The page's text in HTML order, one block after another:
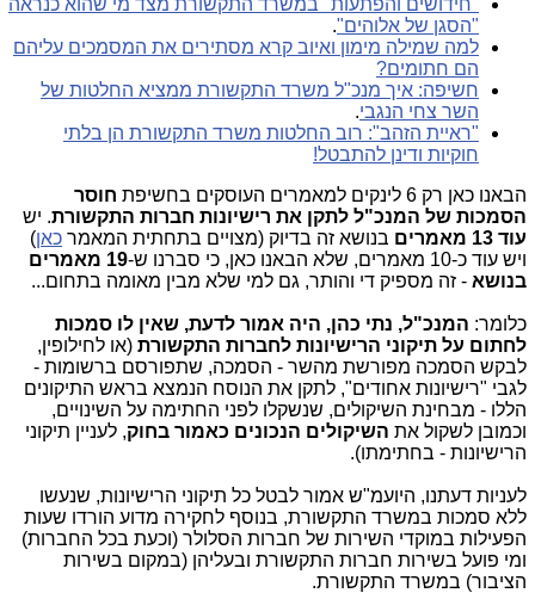
"הסגן של אלוהים".
למה שמילה מימון ואיוב קרא מסתירים את המסמכים עליהם
הם חתומים?
חשיפה: איך מנכ"ל משרד התקשורת ממציא החלטות של
השר צחי הנגבי.
"ראיית הזהב": רוב החלטות משרד התקשורת הן בלתי
חוקיות ודינן להתבטל!
הבאנו כאן רק 6 לינקים למאמרים העוסקים בחשיפת
חוסר
הסמכות של המנכ"ל לתקן את רישיונות חברות התקשורת. יש
עוד 13 מאמרים
בנושא זה בדיוק (מצויים בתחתית המאמר כאן)
ויש עוד כ-10 מאמרים, שלא הבאנו כאן, כי סברנו ש-
19 מאמרים
בנושא - זה מספיק די והותר, גם למי שלא מבין מאומה בתחום...
כלומר: המנכ"ל, נתי כהן, היה אמור לדעת, שאין לו סמכות
לחתום על תיקוני הרישיונות לחברות התקשורת (או לחילופין,
לבקש הסמכה מפורשת מהשר - הסמכה, שתפורסם ברשומות -
לגבי "רישיונות אחודים", לתקן את הנוסח הנמצא בראש התיקונים
הללו - מבחינת השיקולים, שנשקלו לפני החתימה על השינויים,
וכמובן לשקול את השיקולים הנכונים כאמור בחוק, לעניין תיקוני
הרישיונות - בחתימתו).
לעניות דעתנו, היועמ"ש אמור לבטל כל תיקוני הרישיונות, שנעשו
ללא סמכות במשרד התקשורת, בנוסף לחקירה מדוע הורדו שעות
הפעילות במוקדי השירות של חברות הסלולר (וכעת בכל החברות)
ומי פועל בשירות חברות התקשורת ובעליהן (במקום בשירות
הציבור) במשרד התקשורת.